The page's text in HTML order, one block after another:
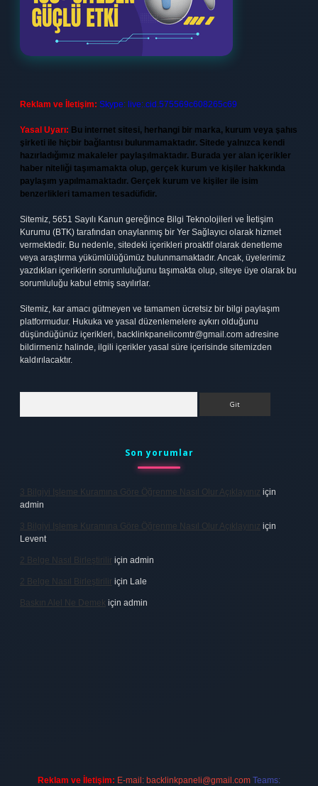
Reklam ve İletişim: Skype: live:.cid.575569c608265c69
Yasal Uyarı: Bu internet sitesi, herhangi bir marka, kurum veya şahıs
şirketi ile hiçbir bağlantısı bulunmamaktadır. Sitede yalnızca kendi
hazırladığımız makaleler paylaşılmaktadır. Burada yer alan içerikler
haber niteliği taşımamakta olup, gerçek kurum ve kişiler hakkında
paylaşım yapılmamaktadır. Gerçek kurum ve kişiler ile isim
benzerlikleri tamamen tesadüfidir.
Sitemiz, 5651 Sayılı Kanun gereğince Bilgi Teknolojileri ve İletişim
Kurumu (BTK) tarafından onaylanmış bir Yer Sağlayıcı olarak hizmet
vermektedir. Bu nedenle, sitedeki içerikleri proaktif olarak denetleme
veya araştırma yükümlülüğümüz bulunmamaktadır. Ancak, üyelerimiz
yazdıkları içeriklerin sorumluluğunu taşımakta olup, siteye üye olarak bu
sorumluluğu kabul etmiş sayılırlar.
Sitemiz, kar amacı gütmeyen ve tamamen ücretsiz bir bilgi paylaşım
platformudur. Hukuka ve yasal düzenlemelere aykırı olduğunu
düşündüğünüz içerikleri, backlinkpanelicomtr@gmail.com adresine
bildirmeniz halinde, ilgili içerikler yasal süre içerisinde sitemizden
kaldırılacaktır.
Son yorumlar
3 Bilgiyi Işleme Kuramına Göre Öğrenme Nasıl Olur Açıklayınız için
admin
3 Bilgiyi Işleme Kuramına Göre Öğrenme Nasıl Olur Açıklayınız için
Levent
2 Belge Nasıl Birleştirilir için admin
2 Belge Nasıl Birleştirilir için Lale
Baskın Alel Ne Demek için admin
Reklam ve İletişim: E-mail: backlinkpaneli@gmail.com Teams: